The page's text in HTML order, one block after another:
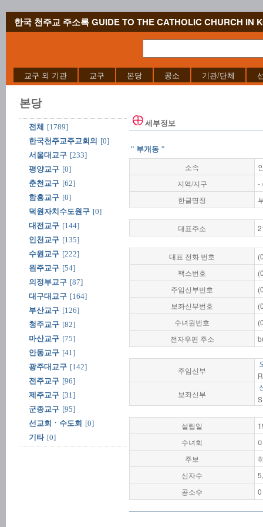
한국 천주교 주소록 GUIDE TO THE CATHOLIC CHURCH IN
교구 외 기관 교구 본당 공소 기관/단체
본당
전체
[1789]
한국천주교주교회의 [0]
서울대교구 [233]
평양교구 [0]
춘천교구 [62]
함흥교구 [0]
덕원자치수도원구 [0]
대전교구 [144]
인천교구 [135]
수원교구 [222]
원주교구 [54]
의정부교구 [87]
대구대교구 [164]
부산교구 [126]
청주교구 [82]
마산교구 [75]
안동교구 [41]
광주대교구 [142]
전주교구 [96]
제주교구 [31]
군종교구 [95]
선교회ㆍ수도회 [0]
기타 [0]
세부정보
" 부개동 "
소속
지역/지구
-
한글명칭
대표주소
대표 전화 번호
팩스번호
주임신부번호
보좌신부번호
수녀원번호
전자우편 주소
주임신부
보좌신부
설립일
수녀회
주보
신자수
공소수
0